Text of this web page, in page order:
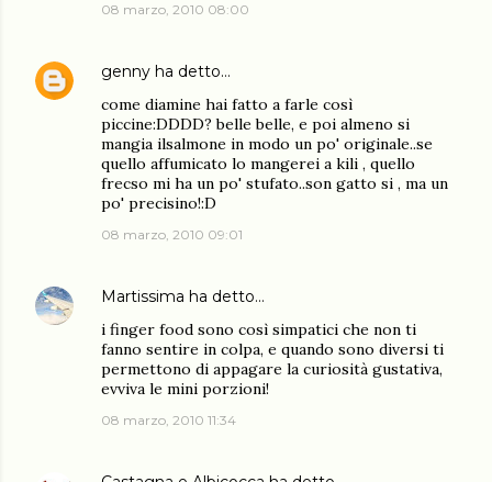
08 marzo, 2010 08:00
genny ha detto…
come diamine hai fatto a farle così
piccine:DDDD? belle belle, e poi almeno si
mangia ilsalmone in modo un po' originale..se
quello affumicato lo mangerei a kili , quello
frecso mi ha un po' stufato..son gatto si , ma un
po' precisino!:D
08 marzo, 2010 09:01
Martissima ha detto…
i finger food sono così simpatici che non ti
fanno sentire in colpa, e quando sono diversi ti
permettono di appagare la curiosità gustativa,
evviva le mini porzioni!
08 marzo, 2010 11:34